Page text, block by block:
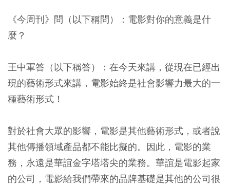
《今周刊》問（以下稱問）：電影對你的意義是什
麼？
王中軍答（以下稱答）：在今天來講，從現在已經出
現的藝術形式來講，電影始終是社會影響力最大的一
種藝術形式！
對於社會大眾的影響，電影是其他藝術形式，或者說
其他傳播領域產品都不能比擬的。因此，電影的業
務，永遠是華誼金字塔塔尖的業務。華誼是電影起家
的公司，電影給我們帶來的品牌基礎是其他的公司很